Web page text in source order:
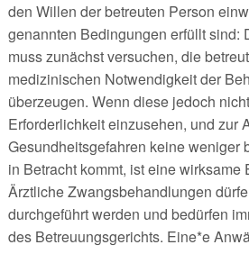
den Willen der betreuten Person
genannten Bedingungen erfüllt sind:
muss zunächst versuchen, die
medizinischen Notwendigkeit der
überzeugen. Wenn diese jedoch
Erforderlichkeit einzusehen, und zur
Gesundheitsgefahren keine weniger
in Betracht kommt, ist eine
Ärztliche Zwangsbehandlungen
durchgeführt werden und bedürfen
des Betreuungsgerichts. Eine*e